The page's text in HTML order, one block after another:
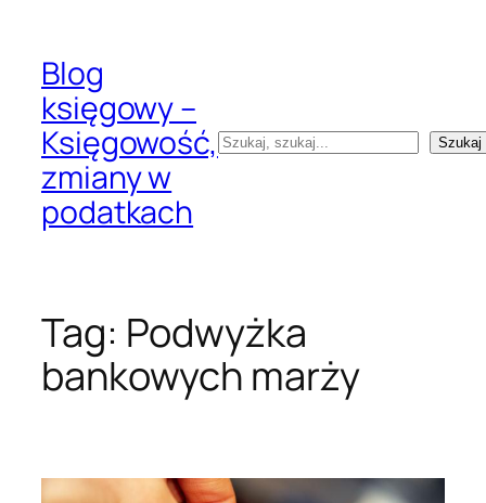
treściBlog
księgowy –
Księgowość,
zmiany w
podatkach
Szukaj Szukaj
Tag: Podwyżka
bankowych marży